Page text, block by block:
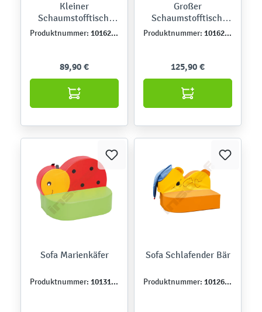
Kleiner
Schaumstofftisch,
grau
Produktnummer: 101628PU
89,90 €
Großer
Schaumstofftisch,
grün
Produktnummer: 101627PU
125,90 €
Sofa Marienkäfer
Produktnummer: 101314PU
Sofa Schlafender Bär
Produktnummer: 101263PU